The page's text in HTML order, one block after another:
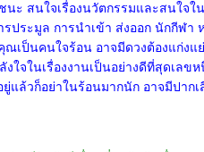
ะ สนใจเรื่องนวัตกรรมและสนใจใ
ประมูล การนำเข้า ส่งออก นักกีฬ
คุณเป็นคนใจร้อน อาจมีดวงต้องแก่
ใจในเรื่องงานเป็นอย่างดีที่สุดเลข
ล้วก็อย่าในร้อนมากนัก อาจมีปาก